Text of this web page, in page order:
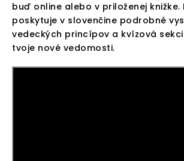
buď online alebo v priloženej knižke.
poskytuje v slovenčine podrobné
vedeckých princípov a kvízová
tvoje nové vedomosti.